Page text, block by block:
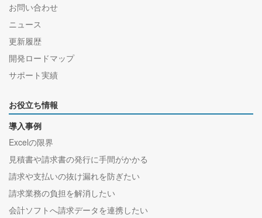
お問い合わせ
ニュース
更新履歴
開発ロードマップ
サポート実績
お役立ち情報
導入事例
Excelの限界
見積書や請求書の発行に手間がかかる
請求や支払いの抜け漏れを防ぎたい
請求業務の負担を解消したい
会計ソフトへ請求データを連携したい